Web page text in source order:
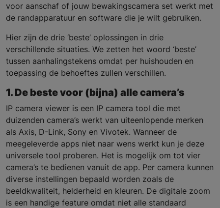
voor aanschaf of jouw bewakingscamera set werkt met
de randapparatuur en software die je wilt gebruiken.
Hier zijn de drie ‘beste’ oplossingen in drie
verschillende situaties. We zetten het woord ‘beste’
tussen aanhalingstekens omdat per huishouden en
toepassing de behoeftes zullen verschillen.
1. De beste voor (bijna) alle camera’s
IP camera viewer is een IP camera tool die met
duizenden camera’s werkt van uiteenlopende merken
als Axis, D-Link, Sony en Vivotek. Wanneer de
meegeleverde apps niet naar wens werkt kun je deze
universele tool proberen. Het is mogelijk om tot vier
camera’s te bedienen vanuit de app. Per camera kunnen
diverse instellingen bepaald worden zoals de
beeldkwaliteit, helderheid en kleuren. De digitale zoom
is een handige feature omdat niet alle standaard